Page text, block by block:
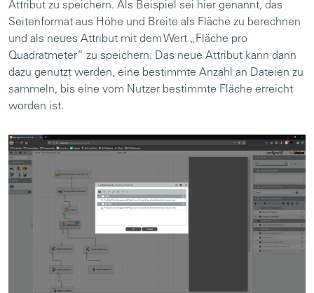
Attribut zu speichern. Als Beispiel sei hier genannt, das
Seitenformat aus Höhe und Breite als Fläche zu berechnen
und als neues Attribut mit dem Wert „Fläche pro
Quadratmeter“ zu speichern. Das neue Attribut kann dann
dazu genutzt werden, eine bestimmte Anzahl an Dateien zu
sammeln, bis eine vom Nutzer bestimmte Fläche erreicht
worden ist.